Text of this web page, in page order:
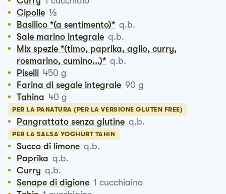
Cipolle ½
Basilico *(a sentimento)* q.b.
Sale marino integrale q.b.
Mix spezie *(timo, paprika, aglio, curry,
rosmarino, cumino...)* q.b.
Piselli 450 g
Farina di segale integrale 90 g
Tahina 40 g
PER LA PANATURA (PER LA VERSIONE GLUTEN FREE)
Pangrattato senza glutine q.b.
PER LA SALSA YOGHURT TAHIN
Succo di limone q.b.
Paprika q.b.
Curry q.b.
Senape di digione 1 cucchiaino